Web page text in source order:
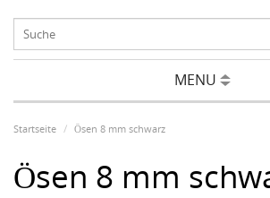
MENU
Startseite Ösen 8 mm schwarz
Ösen 8 mm